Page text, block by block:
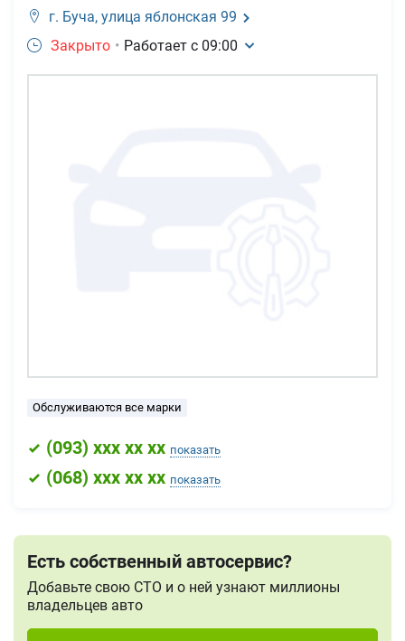
г. Буча, улица яблонская 99
Закрыто • Работает с 09:00
Обслуживаются все марки
(093) xxx xx xx показать
(068) xxx xx xx показать
Есть собственный автосервис?
Добавьте свою СТО и о ней узнают миллионы
владельцев авто